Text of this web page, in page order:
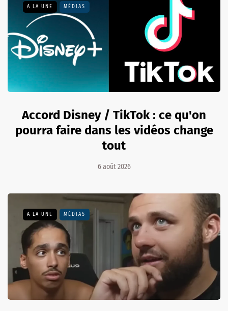
A LA UNE MÉDIAS
Accord Disney / TikTok : ce qu'on
pourra faire dans les vidéos change
tout
6 août 2026
A LA UNE MÉDIAS